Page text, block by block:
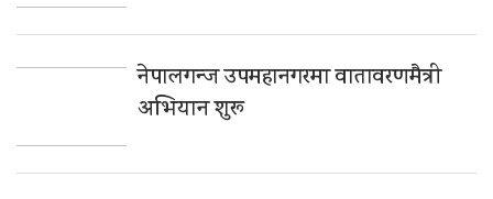
नेपालगन्ज उपमहानगरमा वातावरणमैत्री
अभियान शुरू